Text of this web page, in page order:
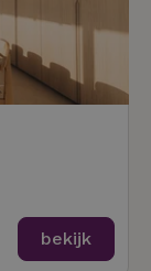
bekijk